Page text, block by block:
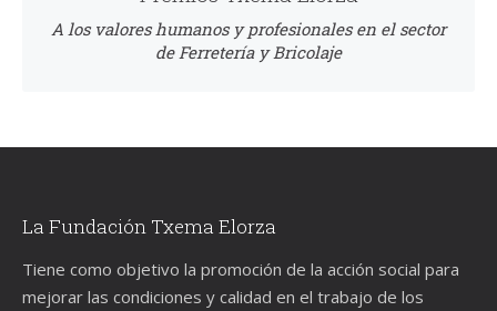
A los valores humanos y profesionales en el sector
de Ferretería y Bricolaje
La Fundación Txema Elorza
Tiene como objetivo la promoción de la acción social para
mejorar las condiciones y calidad en el trabajo de los